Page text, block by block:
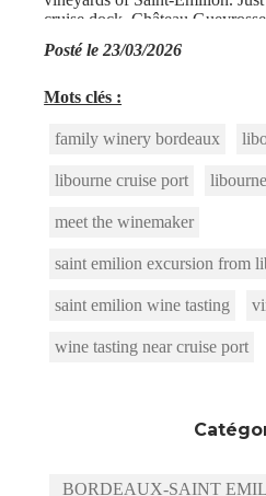
cruise dock, Château
and authentic wine experience i
Posté le 23/03/2026
Mots clés :
family winery bordeaux
libourne cruise port
meet the winemaker
saint emilion excursion from
saint emilion wine tasting
wine tasting near cruise port
BORDEAUX-SAINT